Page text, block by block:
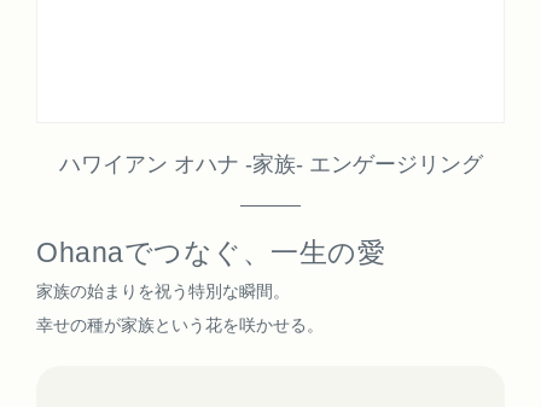
ハワイアン オハナ -家族- エンゲージリング
Ohanaでつなぐ、一生の愛
家族の始まりを祝う特別な瞬間。
幸せの種が家族という花を咲かせる。